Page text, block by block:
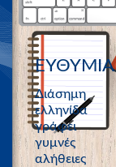
ΕΥΘΥΜΙΑ
Διάσημη
ελληνίδα
γράφει
γυμνές
αλήθειες